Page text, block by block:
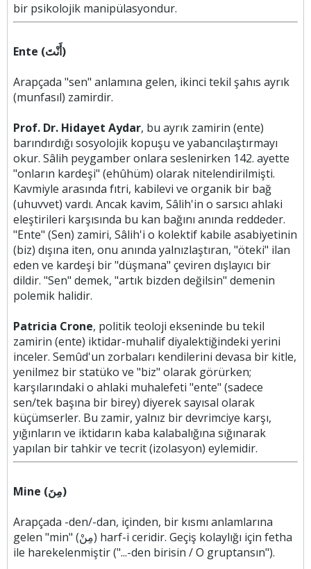
bir psikolojik manipülasyondur.
Ente (أَنْتَ)
Arapçada "sen" anlamına gelen, ikinci tekil şahıs ayrık
(munfasıl) zamirdir.
Prof. Dr. Hidayet Aydar, bu ayrık zamirin (ente)
barındırdığı sosyolojik kopuşu ve yabancılaştırmayı
okur. Sâlih peygamber onlara seslenirken 142. ayette
"onların kardeşi" (ehûhüm) olarak nitelendirilmişti.
Kavmiyle arasında fıtri, kabilevi ve organik bir bağ
(uhuvvet) vardı. Ancak kavim, Sâlih'in o sarsıcı ahlaki
eleştirileri karşısında bu kan bağını anında reddeder.
"Ente" (Sen) zamiri, Sâlih'i o kolektif kabile asabiyetinin
(biz) dışına iten, onu anında yalnızlaştıran, "öteki" ilan
eden ve kardeşi bir "düşmana" çeviren dışlayıcı bir
dildir. "Sen" demek, "artık bizden değilsin" demenin
polemik halidir.
Patricia Crone, politik teoloji ekseninde bu tekil
zamirin (ente) iktidar-muhalif diyalektiğindeki yerini
inceler. Semûd'un zorbaları kendilerini devasa bir kitle,
yenilmez bir statüko ve "biz" olarak görürken;
karşılarındaki o ahlaki muhalefeti "ente" (sadece
sen/tek başına bir birey) diyerek sayısal olarak
küçümserler. Bu zamir, yalnız bir devrimciye karşı,
yığınların ve iktidarın kaba kalabalığına sığınarak
yapılan bir tahkir ve tecrit (izolasyon) eylemidir.
Mine (مِنَ)
Arapçada -den/-dan, içinden, bir kısmı anlamlarına
gelen "min" (مِنْ) harf-i ceridir. Geçiş kolaylığı için fetha
ile harekelenmiştir ("...-den birisin / O gruptansın").